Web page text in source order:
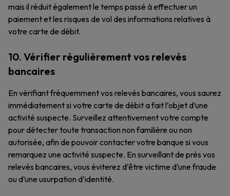
mais il réduit également le temps passé à effectuer un
paiement et les risques de vol des informations relatives à
votre carte de débit.
10. Vérifier régulièrement vos relevés
bancaires
En vérifiant fréquemment vos relevés bancaires, vous saurez
immédiatement si votre carte de débit a fait l’objet d’une
activité suspecte. Surveillez attentivement votre compte
pour détecter toute transaction non familière ou non
autorisée, afin de pouvoir contacter votre banque si vous
remarquez une activité suspecte. En surveillant de près vos
relevés bancaires, vous éviterez d’être victime d’une fraude
ou d’une usurpation d’identité.